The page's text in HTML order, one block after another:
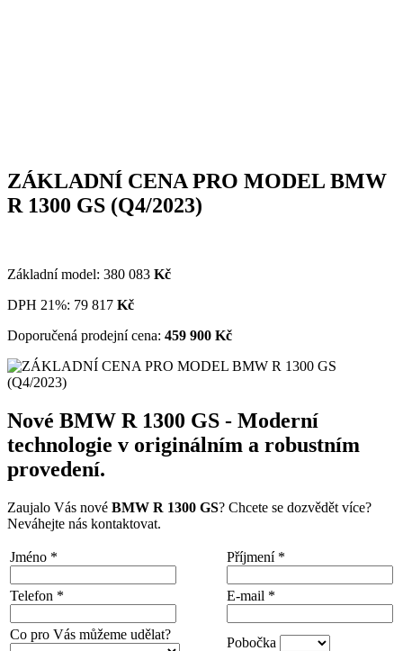
ZÁKLADNÍ CENA PRO MODEL BMW
R 1300 GS (Q4/2023)
Základní model: 380 083 Kč
DPH 21%: 79 817 Kč
Doporučená prodejní cena: 459 900 Kč
Nové BMW R 1300 GS - Moderní
technologie v originálním a robustním
provedení.
Zaujalo Vás nové BMW R 1300 GS? Chcete se dozvědět více?
Neváhejte nás kontaktovat.
Jméno * Příjmení *
Telefon * E-mail *
Co pro Vás můžeme udělat?
Pobočka